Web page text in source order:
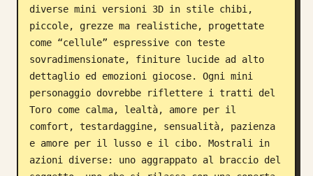
diverse mini versioni 3D in stile chibi,
piccole, grezze ma realistiche, progettate
come “cellule” espressive con teste
sovradimensionate, finiture lucide ad alto
dettaglio ed emozioni giocose. Ogni mini
personaggio dovrebbe riflettere i tratti del
Toro come calma, lealtà, amore per il
comfort, testardaggine, sensualità, pazienza
e amore per il lusso e il cibo. Mostrali in
azioni diverse: uno aggrappato al braccio del